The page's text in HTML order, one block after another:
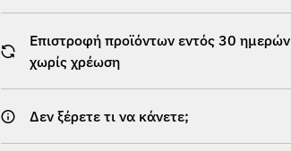
Επιστροφή προϊόντων εντός 30 ημερών
χωρίς χρέωση
Δεν ξέρετε τι να κάνετε;